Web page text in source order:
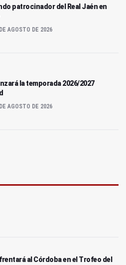
patrocinador del Real Jaén en
AGOSTO DE 2026
la temporada 2026/2027
AGOSTO DE 2026
al Córdoba en el Trofeo del